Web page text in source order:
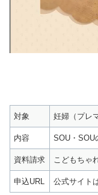
対象 妊婦（プレ
内容 SOU・SOU
資料請求 こどもちゃ
申込URL 公式サイト